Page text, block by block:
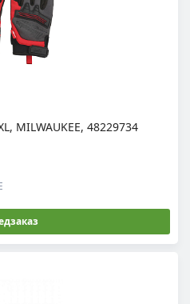
MILWAUKEE, 48229734